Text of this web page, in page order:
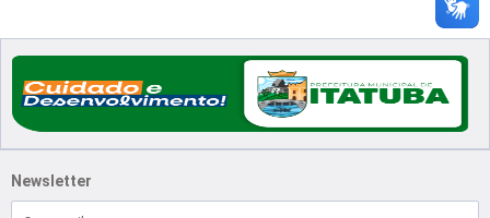
Newsletter